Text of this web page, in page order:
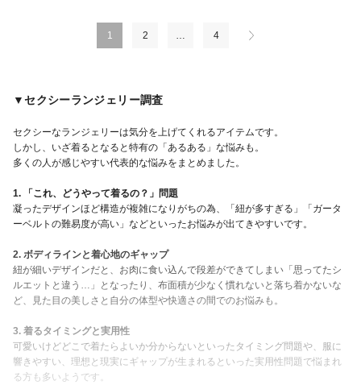
1 2 … 4
▼セクシーランジェリー調査
セクシーなランジェリーは気分を上げてくれるアイテムです。
しかし、いざ着るとなると特有の「あるある」な悩みも。
多くの人が感じやすい代表的な悩みをまとめました。
1. 「これ、どうやって着るの？」問題
凝ったデザインほど構造が複雑になりがちの為、「紐が多すぎる」「ガータ
ーベルトの難易度が高い」などといったお悩みが出てきやすいです。
2. ボディラインと着心地のギャップ
紐が細いデザインだと、お肉に食い込んで段差ができてしまい「思ってたシ
ルエットと違う…」となったり、布面積が少なく慣れないと落ち着かないな
ど、見た目の美しさと自分の体型や快適さの間でのお悩みも。
3. 着るタイミングと実用性
可愛いけどどこで着たらよいか分からないといったタイミング問題や、服に
響きやすい、理想と現実にギャップが生まれるといった実用性問題で悩まれ
る方も多いようです。